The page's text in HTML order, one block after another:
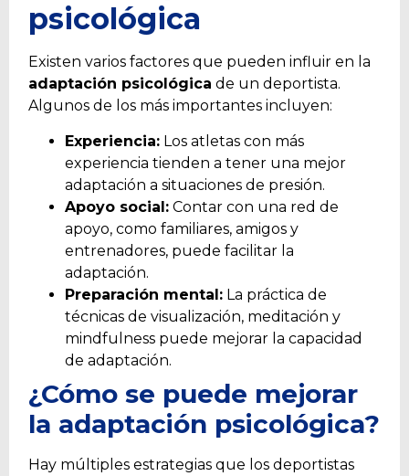
psicológica
Existen varios factores que pueden influir en la
adaptación psicológica de un deportista.
Algunos de los más importantes incluyen:
Experiencia: Los atletas con más
experiencia tienden a tener una mejor
adaptación a situaciones de presión.
Apoyo social: Contar con una red de
apoyo, como familiares, amigos y
entrenadores, puede facilitar la
adaptación.
Preparación mental: La práctica de
técnicas de visualización, meditación y
mindfulness puede mejorar la capacidad
de adaptación.
¿Cómo se puede mejorar
la adaptación psicológica?
Hay múltiples estrategias que los deportistas